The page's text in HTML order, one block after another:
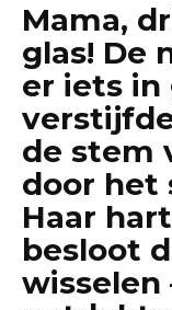
Mama,
glas! De
er iets in
de stem
door het
Haar
besloot